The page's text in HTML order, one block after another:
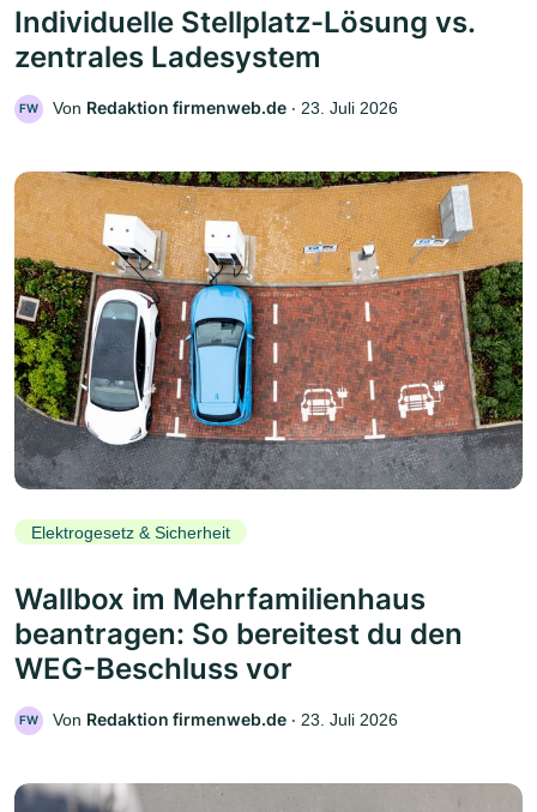
Individuelle Stellplatz-Lösung vs.
zentrales Ladesystem
FW Von Redaktion firmenweb.de ‧ 23. Juli 2026
Elektrogesetz & Sicherheit
Wallbox im Mehrfamilienhaus
beantragen: So bereitest du den
WEG-Beschluss vor
FW Von Redaktion firmenweb.de ‧ 23. Juli 2026